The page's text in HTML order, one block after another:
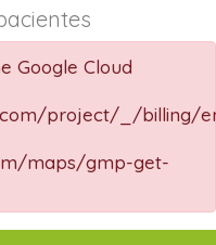
Google Cloud
project/_/billing/
maps/gmp-get-